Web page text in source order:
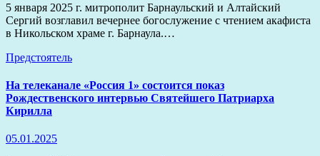
5 января 2025 г. митрополит Барнаульский и Алтайский
Сергий возглавил вечернее богослужение с чтением акафиста
в Никольском храме г. Барнаула.…
Предстоятель
На телеканале «Россия 1» состоится показ
Рождественского интервью Святейшего Патриарха
Кирилла
05.01.2025